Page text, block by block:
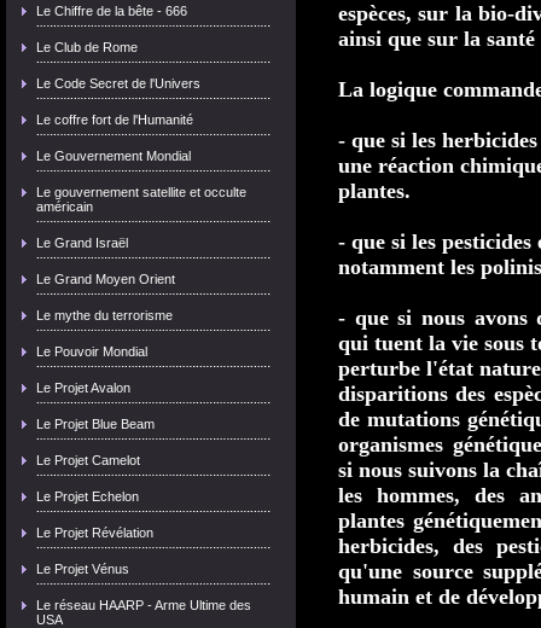
Le Chiffre de la bête - 666
Le Club de Rome
Le Code Secret de l'Univers
Le coffre fort de l'Humanité
Le Gouvernement Mondial
Le gouvernement satellite et occulte
américain
Le Grand Israël
Le Grand Moyen Orient
Le mythe du terrorisme
Le Pouvoir Mondial
Le Projet Avalon
Le Projet Blue Beam
Le Projet Camelot
Le Projet Echelon
Le Projet Révélation
Le Projet Vénus
Le réseau HAARP - Arme Ultime des
USA
espèces, sur la bio-
ainsi que sur la santé
La logique
- que si les
une réaction
plantes.
- que si les pesticides
notamment les
- que si nous avons
qui tuent la vie sous
perturbe l'état
disparitions des
de mutations
organismes
si nous suivons la
les hommes, des
plantes
herbicides, des
qu'une source
humain et de